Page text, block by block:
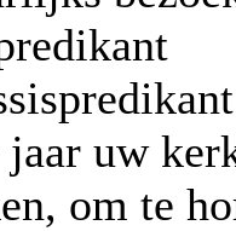
uw
om te